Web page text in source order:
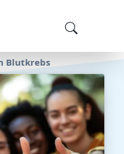
Blutkrebs